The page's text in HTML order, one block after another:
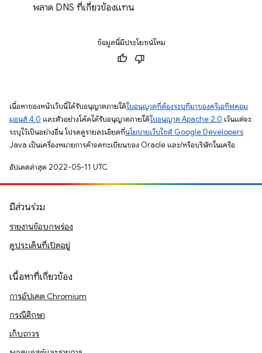
พลาด DNS ที่เกี่ยวข้องแทน
ข้อมูลนี้มีประโยชน์ไหม
เนื้อหาของหน้าเว็บนี้ได้รับอนุญาตภายใต้ใบอนุญาตที่ต้องระบุที่มาของครีเอทีฟคอม
มอนส์ 4.0 และตัวอย่างโค้ดได้รับอนุญาตภายใต้ใบอนุญาต Apache 2.0 เว้นแต่จะ
ระบุไว้เป็นอย่างอื่น โปรดดูรายละเอียดที่นโยบายเว็บไซต์ Google Developers
Java เป็นเครื่องหมายการค้าจดทะเบียนของ Oracle และ/หรือบริษัทในเครือ
อัปเดตล่าสุด 2022-05-11 UTC
มีส่วนร่วม
รายงานข้อบกพร่อง
ดูประเด็นที่เปิดอยู่
เนื้อหาที่เกี่ยวข้อง
การอัปเดต Chromium
กรณีศึกษา
เก็บถาวร